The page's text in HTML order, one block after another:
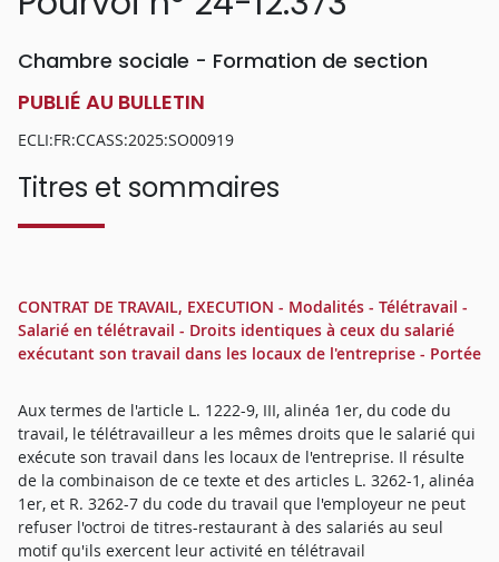
Chambre sociale - Formation de section
PUBLIÉ AU BULLETIN
ECLI:FR:CCASS:2025:SO00919
Titres et sommaires
CONTRAT DE TRAVAIL, EXECUTION - Modalités - Télétravail -
Salarié en télétravail - Droits identiques à ceux du salarié
exécutant son travail dans les locaux de l'entreprise - Portée
Aux termes de l'article L. 1222-9, III, alinéa 1er, du code du
travail, le télétravailleur a les mêmes droits que le salarié qui
exécute son travail dans les locaux de l'entreprise. Il résulte
de la combinaison de ce texte et des articles L. 3262-1, alinéa
1er, et R. 3262-7 du code du travail que l'employeur ne peut
refuser l'octroi de titres-restaurant à des salariés au seul
motif qu'ils exercent leur activité en télétravail